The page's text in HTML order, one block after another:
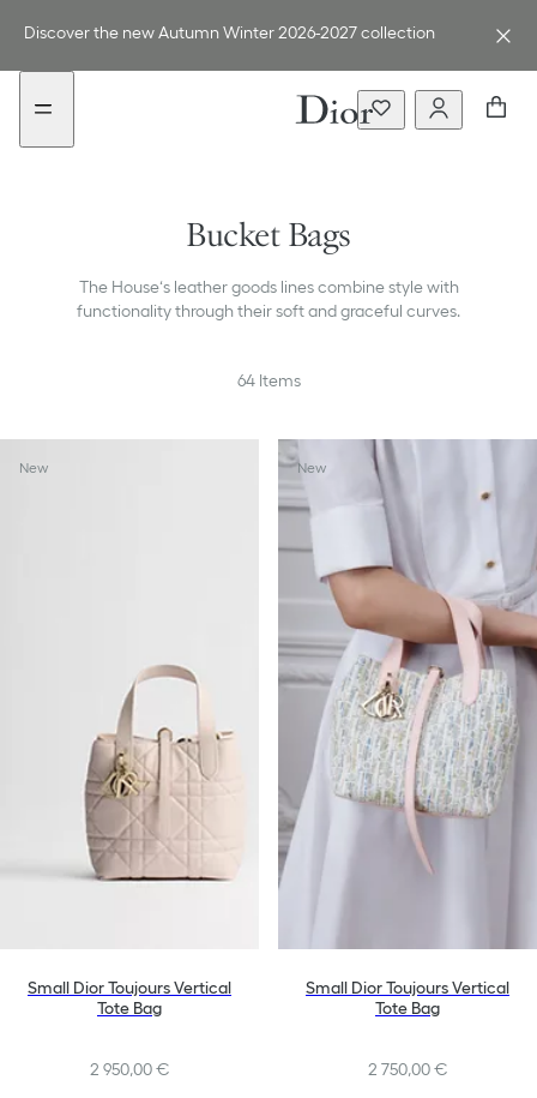
menu
content
Discover the new Autumn Winter 2026-2027 collection
Bucket Bags
The House‘s leather goods lines combine style with
functionality through their soft and graceful curves.
64 Items
New
Small Dior Toujours Vertical
Tote Bag
2 950,00 €
New
Small Dior Toujours Vertical
Tote Bag
2 750,00 €